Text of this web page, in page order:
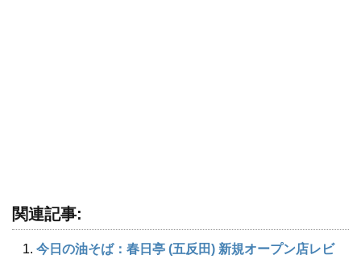
関連記事:
今日の油そば：春日亭 (五反田) 新規オープン店レビ